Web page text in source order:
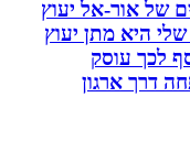
אור-אל יעוץ
מתן יעוץ
עוסק
ארגון